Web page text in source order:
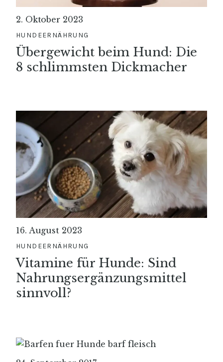
2. Oktober 2023
HUNDEERNÄHRUNG
Übergewicht beim Hund: Die
8 schlimmsten Dickmacher
16. August 2023
HUNDEERNÄHRUNG
Vitamine für Hunde: Sind
Nahrungsergänzungsmittel
sinnvoll?